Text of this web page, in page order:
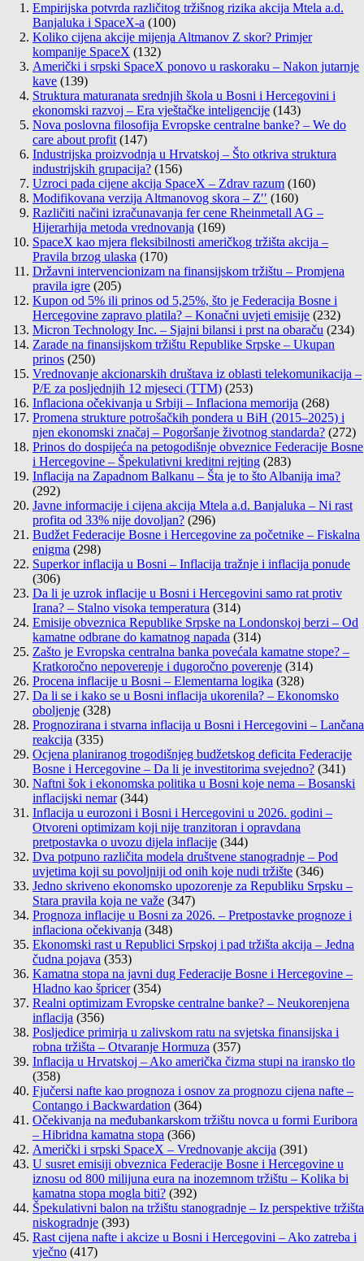
Empirijska potvrda različitog tržišnog rizika akcija Mtela a.d.
Banjaluka i SpaceX-a (100)
Koliko cijena akcije mijenja Altmanov Z skor? Primjer
kompanije SpaceX (132)
Američki i srpski SpaceX ponovo u raskoraku – Nakon jutarnje
kave (139)
Struktura maturanata srednjih škola u Bosni i Hercegovini i
ekonomski razvoj – Era vještačke inteligencije (143)
Nova poslovna filosofija Evropske centralne banke? – We do
care about profit (147)
Industrijska proizvodnja u Hrvatskoj – Što otkriva struktura
industrijskih grupacija? (156)
Uzroci pada cijene akcija SpaceX – Zdrav razum (160)
Modifikovana verzija Altmanovog skora – Z′′ (160)
Različiti načini izračunavanja fer cene Rheinmetall AG –
Hijerarhija metoda vrednovanja (169)
SpaceX kao mjera fleksibilnosti američkog tržišta akcija –
Pravila brzog ulaska (170)
Državni intervencionizam na finansijskom tržištu – Promjena
pravila igre (205)
Kupon od 5% ili prinos od 5,25%, što je Federacija Bosne i
Hercegovine zapravo platila? – Konačni uvjeti emisije (232)
Micron Technology Inc. – Sjajni bilansi i prst na obaraču (234)
Zarade na finansijskom tržištu Republike Srpske – Ukupan
prinos (250)
Vrednovanje akcionarskih društava iz oblasti telekomunikacija –
P/E za posljednjih 12 mjeseci (TTM) (253)
Inflaciona očekivanja u Srbiji – Inflaciona memorija (268)
Promena strukture potrošačkih pondera u BiH (2015–2025) i
njen ekonomski značaj – Pogoršanje životnog standarda? (272)
Prinos do dospijeća na petogodišnje obveznice Federacije Bosne
i Hercegovine – Špekulativni kreditni rejting (283)
Inflacija na Zapadnom Balkanu – Šta je to što Albanija ima?
(292)
Javne informacije i cijena akcija Mtela a.d. Banjaluka – Ni rast
profita od 33% nije dovoljan? (296)
Budžet Federacije Bosne i Hercegovine za početnike – Fiskalna
enigma (298)
Superkor inflacija u Bosni – Inflacija tražnje i inflacija ponude
(306)
Da li je uzrok inflacije u Bosni i Hercegovini samo rat protiv
Irana? – Stalno visoka temperatura (314)
Emisije obveznica Republike Srpske na Londonskoj berzi – Od
kamatne odbrane do kamatnog napada (314)
Zašto je Evropska centralna banka povećala kamatne stope? –
Kratkoročno nepoverenje i dugoročno poverenje (314)
Procena inflacije u Bosni – Elementarna logika (328)
Da li se i kako se u Bosni inflacija ukorenila? – Ekonomsko
oboljenje (328)
Prognozirana i stvarna inflacija u Bosni i Hercegovini – Lančana
reakcija (335)
Ocjena planiranog trogodišnjeg budžetskog deficita Federacije
Bosne i Hercegovine – Da li je investitorima svejedno? (341)
Naftni šok i ekonomska politika u Bosni koje nema – Bosanski
inflacijski nemar (344)
Inflacija u eurozoni i Bosni i Hercegovini u 2026. godini –
Otvoreni optimizam koji nije tranzitoran i opravdana
pretpostavka o uvozu dijela inflacije (344)
Dva potpuno različita modela društvene stanogradnje – Pod
uvjetima koji su povoljniji od onih koje nudi tržište (346)
Jedno skriveno ekonomsko upozorenje za Republiku Srpsku –
Stara pravila koja ne važe (347)
Prognoza inflacije u Bosni za 2026. – Pretpostavke prognoze i
inflaciona očekivanja (348)
Ekonomski rast u Republici Srpskoj i pad tržišta akcija – Jedna
čudna pojava (353)
Kamatna stopa na javni dug Federacije Bosne i Hercegovine –
Hladno kao špricer (354)
Realni optimizam Evropske centralne banke? – Neukorenjena
inflacija (356)
Posljedice primirja u zalivskom ratu na svjetska finansijska i
robna tržišta – Otvaranje Hormuza (357)
Inflacija u Hrvatskoj – Ako američka čizma stupi na iransko tlo
(358)
Fjučersi nafte kao prognoza i osnov za prognozu cijena nafte –
Contango i Backwardation (364)
Očekivanja na međubankarskom tržištu novca u formi Euribora
– Hibridna kamatna stopa (366)
Američki i srpski SpaceX – Vrednovanje akcija (391)
U susret emisiji obveznica Federacije Bosne i Hercegovine u
iznosu od 800 milijuna eura na inozemnom tržištu – Kolika bi
kamatna stopa mogla biti? (392)
Špekulativni balon na tržištu stanogradnje – Iz perspektive tržišta
niskogradnje (393)
Rast cijena nafte i akcize u Bosni i Hercegovini – Ako zatreba i
vječno (417)